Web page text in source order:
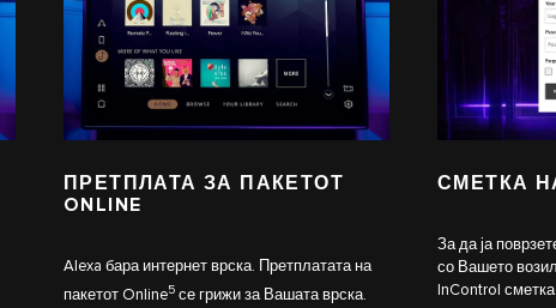
ПРЕТПЛАТА ЗА ПАКЕТОТ
ONLINE
Alexa бара интернет врска. Претплатата на
пакетот Online5 се грижи за Вашата врска.
СМЕТКА
За да ја
со Вашето
InControl сметка.